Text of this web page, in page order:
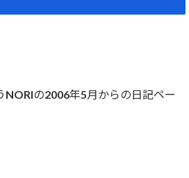
NORIの2006年5月からの日記ペー